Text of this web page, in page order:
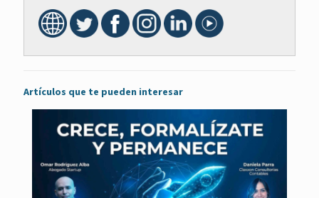
Artículos que te pueden interesar